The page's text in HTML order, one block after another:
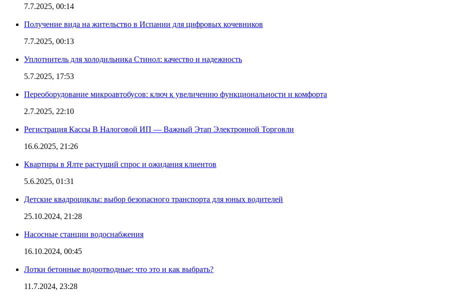
7.7.2025, 00:14
Получение вида на жительство в Испании для цифровых кочевников
7.7.2025, 00:13
Уплотнитель для холодильника Стинол: качество и надежность
5.7.2025, 17:53
Переоборудование микроавтобусов: ключ к увеличению функциональности и комфорта
2.7.2025, 22:10
Регистрация Кассы В Налоговой ИП — Важный Этап Электронной Торговли
16.6.2025, 21:26
Квартиры в Ялте растущий спрос и ожидания клиентов
5.6.2025, 01:31
Детские квадроциклы: выбор безопасного транспорта для юных водителей
25.10.2024, 21:28
Насосные станции водоснабжения
16.10.2024, 00:45
Лотки бетонные водоотводные: что это и как выбрать?
11.7.2024, 23:28